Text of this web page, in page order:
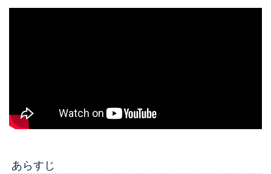
あらすじ